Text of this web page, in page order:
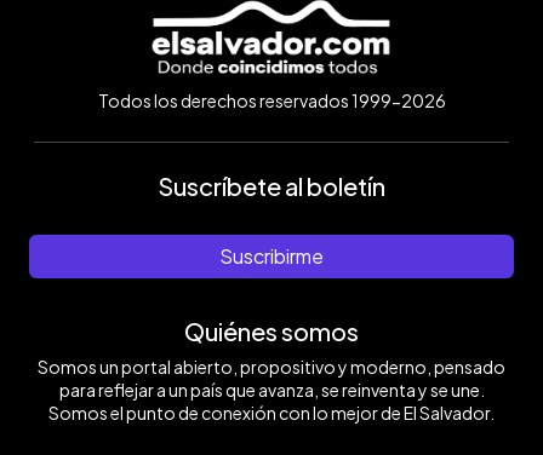
Todos los derechos reservados 1999-2026
Suscríbete al boletín
Suscribirme
Quiénes somos
Somos un portal abierto, propositivo y moderno, pensado
para reflejar a un país que avanza, se reinventa y se une.
Somos el punto de conexión con lo mejor de El Salvador.